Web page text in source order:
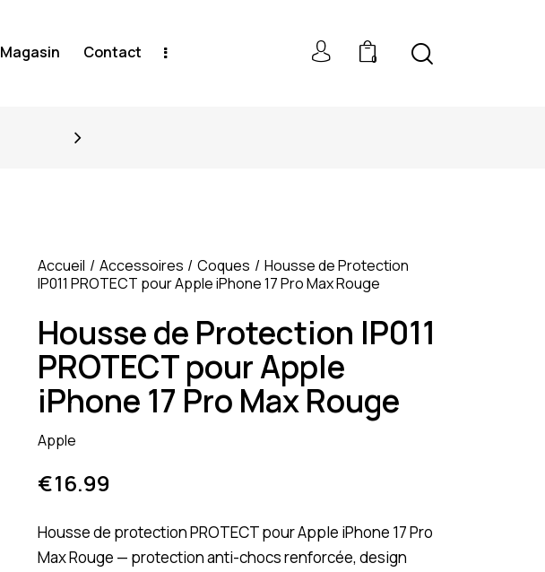
Magasin Contact 0
Accueil Accessoires Coques
Housse de Protection
IP011 PROTECT pour Apple iPhone 17 Pro Max Rouge
Housse de Protection IP011
PROTECT pour Apple
iPhone 17 Pro Max Rouge
Apple
€16.99
Housse de protection PROTECT pour Apple iPhone 17 Pro
Max Rouge — protection anti-chocs renforcée, design